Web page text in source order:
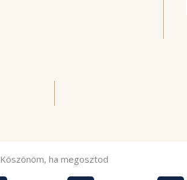
Köszönöm, ha megosztod